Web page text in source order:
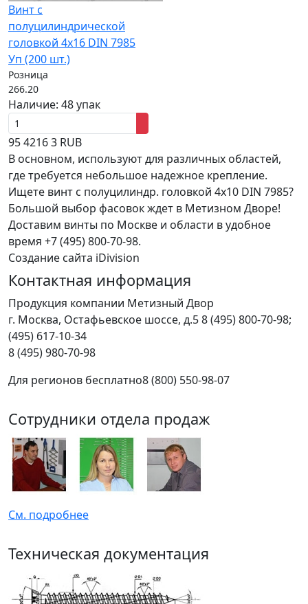
Винт с
полуцилиндрической
головкой 4x16 DIN 7985
Уп (200 шт.)
Розница
266.20
Наличие: 48 упак
9542163 RUB
В основном, используют для различных областей,
где требуется небольшое надежное крепление.
Ищете винт с полуцилиндр. головкой 4x10 DIN 7985?
Большой выбор фасовок ждет в Метизном Дворе!
Доставим винты по Москве и области в удобное
время +7 (495) 800-70-98.
Создание сайта iDivision
Контактная информация
Продукция компании Метизный Двор
г. Москва, Остафьевское шоссе, д.58 (495) 800-70-98;
(495) 617-10-34
8 (495) 980-70-98
Для регионов бесплатно8 (800) 550-98-07
Сотрудники отдела продаж
См. подробнее
Техническая документация